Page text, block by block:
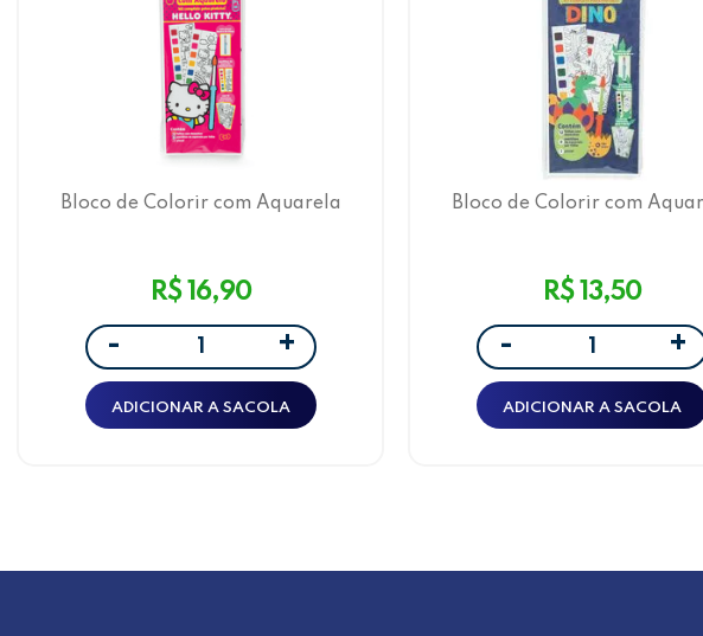
Bloco de Colorir com Aquarela
R$ 16,90
- +
ADICIONAR A SACOLA
Bloco de Colorir com
R$ 13,50
- +
ADICIONAR A SACOLA